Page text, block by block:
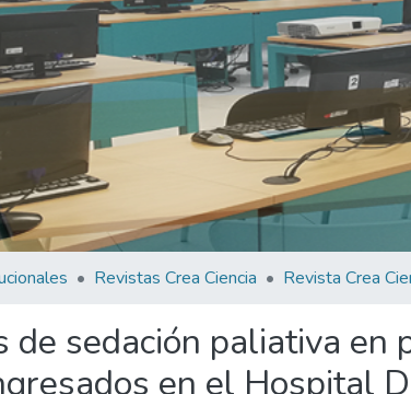
Revistas Crea Ciencia
de sedación paliativa
en el Hospital